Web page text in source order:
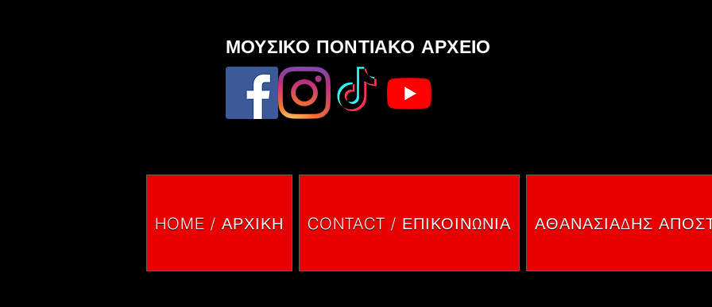
ΜΟΥΣΙΚΟ ΠΟΝΤΙΑΚΟ ΑΡΧΕΙΟ
HOME / ΑΡΧΙΚΗ CONTACT / ΕΠΙΚΟΙΝΩΝΙΑ ΑΘΑΝΑΣΙΑΔΗΣ